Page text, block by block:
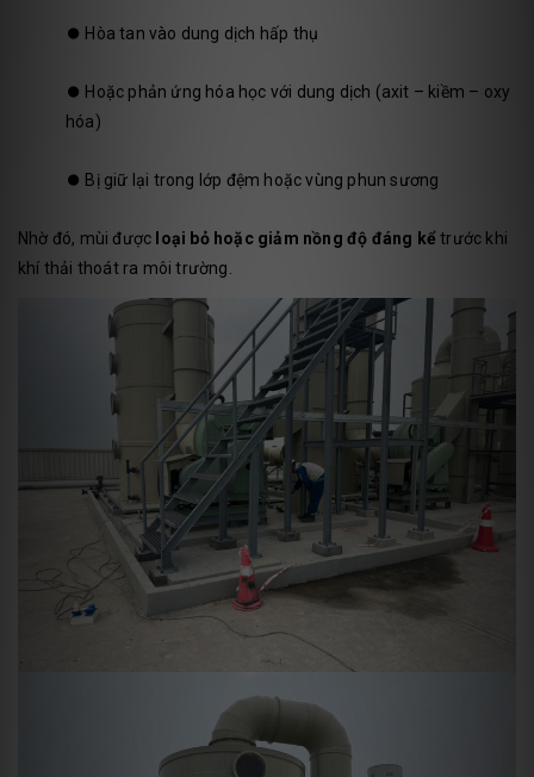
⏺️ Hòa tan vào dung dịch hấp thụ
⏺️ Hoặc phản ứng hóa học với dung dịch (axit – kiềm – oxy
hóa)
⏺️ Bị giữ lại trong lớp đệm hoặc vùng phun sương
Nhờ đó, mùi được loại bỏ hoặc giảm nồng độ đáng kểtrước khi
khí thải thoát ra môi trường.